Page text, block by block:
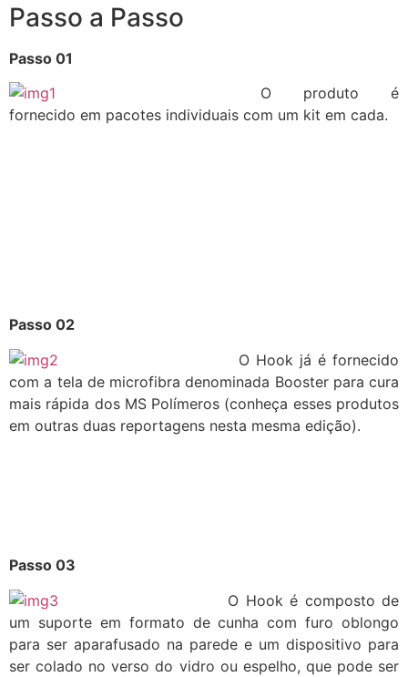
Passo a Passo
Passo 01
O produto é
fornecido em pacotes individuais com um kit em cada.
Passo 02
O Hook já é fornecido
com a tela de microfibra denominada Booster para cura
mais rápida dos MS Polímeros (conheça esses produtos
em outras duas reportagens nesta mesma edição).
Passo 03
O Hook é composto de
um suporte em formato de cunha com furo oblongo
para ser aparafusado na parede e um dispositivo para
ser colado no verso do vidro ou espelho, que pode ser